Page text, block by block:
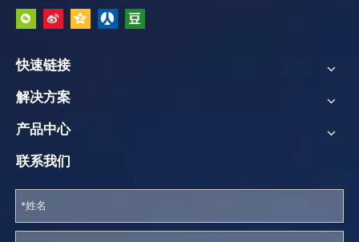
快速链接
解决方案
产品中心
联系我们